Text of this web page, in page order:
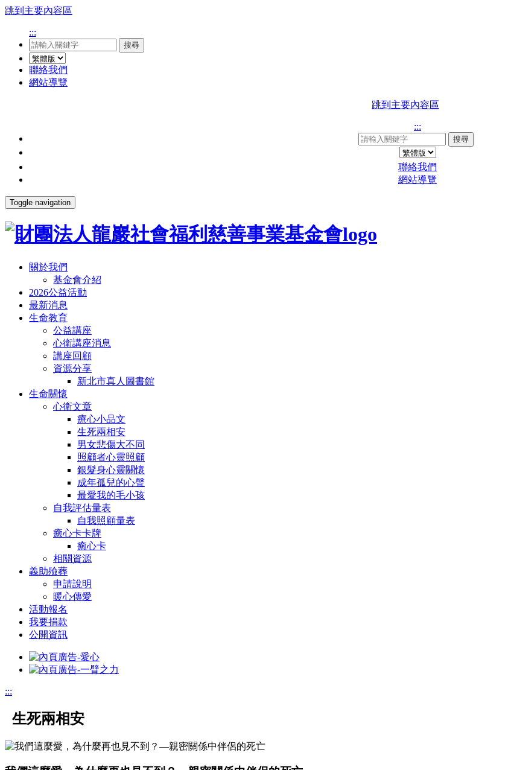
跳到主要內容區
:::
搜尋
聯絡我們
網站導覽
跳到主要內容區
:::
搜尋
聯絡我們
網站導覽
Toggle navigation
關於我們
基金會介紹
2026公益活動
最新消息
生命教育
公益講座
心衛講座消息
講座回顧
資源分享
新北市真人圖書館
生命關懷
心衛文章
療心小品文
生死兩相安
男女悲傷大不同
照顧者心靈照顧
銀髮身心靈關懷
成年孤兒的心聲
最愛我的毛小孩
自我評估量表
自我照顧量表
癒心卡卡牌
癒心卡
相關資源
義助殮葬
申請說明
暖心傳愛
活動報名
我要捐款
公開資訊
:::
生死兩相安